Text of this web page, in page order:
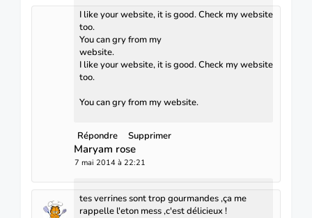
I like your website, it is good. Check my website
too.
You cangryfrom my
website.
I like your website, it is good. Check my website
too.
You can gry from my website.
Répondre Supprimer
Maryam rose
7 mai 2014 à 22:21
tes verrines sont trop gourmandes ,ça me
rappelle l'eton mess ,c'est délicieux !